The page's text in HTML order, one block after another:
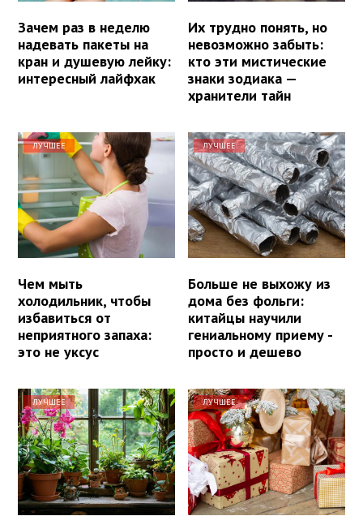
Зачем раз в неделю
надевать пакеты на
кран и душевую лейку:
интересный лайфхак
Их трудно понять, но
невозможно забыть:
кто эти мистические
знаки зодиака —
хранители тайн
ЛУЧШЕЕ
Чем мыть
холодильник, чтобы
избавиться от
неприятного запаха:
это не уксус
ЛУЧШЕЕ
Больше не выхожу из
дома без фольги:
китайцы научили
гениальному приему -
просто и дешево
ЛУЧШЕЕ ЛУЧШЕЕ